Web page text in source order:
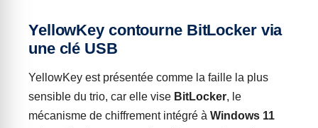
YellowKey contourne BitLocker via
une clé USB
YellowKey est présentée comme la faille la plus
sensible du trio, car elle vise BitLocker, le
mécanisme de chiffrement intégré à Windows 11